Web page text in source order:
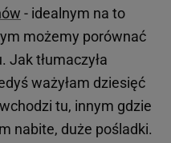
- idealnym na to
możemy porównać
Jak tłumaczyła
ważyłam dziesięć
tu, innym gdzie
nabite, duże pośladki.